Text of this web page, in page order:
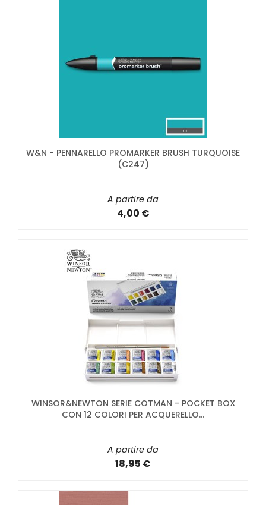
W&N - PENNARELLO PROMARKER BRUSH TURQUOISE
(C247)
A partire da
4,00 €
WINSOR&NEWTON SERIE COTMAN - POCKET BOX
CON 12 COLORI PER ACQUERELLO...
A partire da
18,95 €